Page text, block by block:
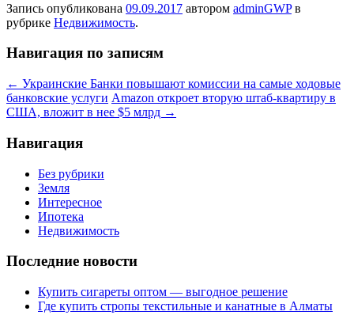
Запись опубликована 09.09.2017 автором adminGWPв
рубрике Недвижимость.
Навигация по записям
← Украинские Банки повышают комиссии на самые ходовые
банковские услуги Amazon откроет вторую штаб-квартиру в
США, вложит в нее $5 млрд →
Навигация
Без рубрики
Земля
Интересное
Ипотека
Недвижимость
Последние новости
Купить сигареты оптом — выгодное решение
Где купить стропы текстильные и канатные в Алматы